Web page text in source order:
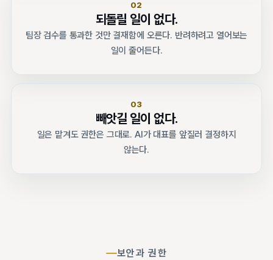
02
되돌릴 일이 없다.
팀장 검수를 통과한 것만 결재함에 오른다. 반려하려고 열어보는
일이 줄어든다.
03
빼앗길 일이 없다.
일은 맡겨도 권한은 그대로. AI가 대표를 앞질러 결정하지
않는다.
보안과 권한